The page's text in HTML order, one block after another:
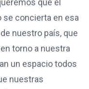
que el
se concierta en esa
nuestro país, que
torno a nuestra
un espacio todos
nuestras